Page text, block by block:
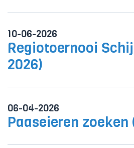
10-06-2026
Regiotoernooi
2026)
06-04-2026
Paaseieren